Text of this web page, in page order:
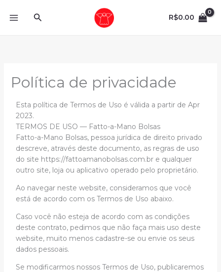
para
Pesquisar R$0.00
Política de privacidade
Esta política de Termos de Uso é válida a partir de Apr
2023.
TERMOS DE USO — Fatto-a-Mano Bolsas
Fatto-a-Mano Bolsas, pessoa jurídica de direito privado
descreve, através deste documento, as regras de uso
do site https://fattoamanobolsas.com.br e qualquer
outro site, loja ou aplicativo operado pelo proprietário.
Ao navegar neste website, consideramos que você
está de acordo com os Termos de Uso abaixo.
Caso você não esteja de acordo com as condições
deste contrato, pedimos que não faça mais uso deste
website, muito menos cadastre-se ou envie os seus
dados pessoais.
Se modificarmos nossos Termos de Uso, publicaremos